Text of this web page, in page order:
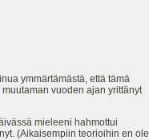
ymmärtämästä, että tämä
vuoden ajan yrittänyt
mieleeni hahmottui
(Aikaisempiin teorioihin en ole